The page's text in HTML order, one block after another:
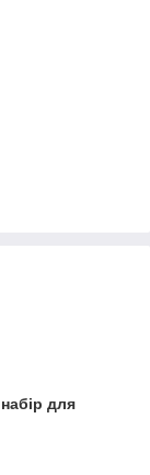
для